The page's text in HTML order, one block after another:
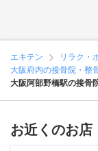
エキテン リラク・
大阪府内の接骨院・整
大阪阿部野橋駅の接骨
お近くのお店